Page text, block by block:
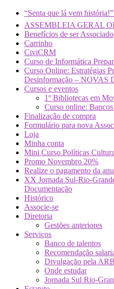
“Senta que lá vem
ASSEMBLEIA GERAL
Benefícios de ser
Carrinho
CiviCRM
Curso de Informática
Curso Online: Estratégias
Desinformação – NOVAS
Cursos e eventos
1º Bibliotecas em
Curso online:
Finalização de compra
Formulário para nova
Loja
Minha conta
Mini Curso Políticas
Promo Novembro 20%
Realize o pagamento da
XX Jornada Sul-Rio-
Documentação
Histórico
Associe-se
Diretoria
Gestões anteriores
Serviços
Banco de talentos
Recomendação
Divulgação pela ARB
Onde estudar
Jornada Sul Rio-